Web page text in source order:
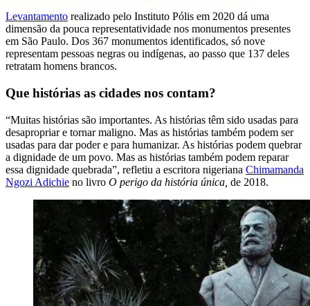
Levantamento realizado pelo Instituto Pólis em 2020 dá uma
dimensão da pouca representatividade nos monumentos presentes
em São Paulo. Dos 367 monumentos identificados, só nove
representam pessoas negras ou indígenas, ao passo que 137 deles
retratam homens brancos.
Que histórias as cidades nos contam?
“Muitas histórias são importantes. As histórias têm sido usadas para
desapropriar e tornar maligno. Mas as histórias também podem ser
usadas para dar poder e para humanizar. As histórias podem quebrar
a dignidade de um povo. Mas as histórias também podem reparar
essa dignidade quebrada”, refletiu a escritora nigeriana Chimamanda
Ngozi Adichie no livro O perigo da história única, de 2018.